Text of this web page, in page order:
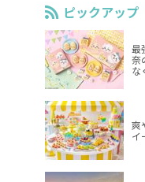
ピックアップ
最
奈
な
爽
イ